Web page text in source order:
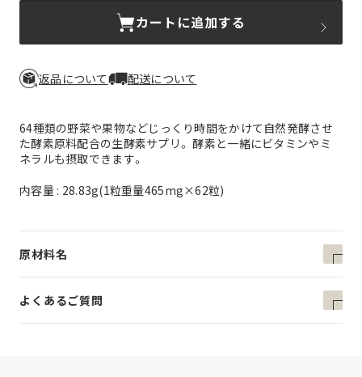
カートに追加する
返品について 配送について
64種類の野菜や果物などじっくり時間をかけて自然発酵させ
た酵素原料配合の生酵素サプリ。 酵素と一緒にビタミンやミ
ネラルも摂取できます。
内容量 : 28.83g(1粒重量465mg×62粒)
原材料名
よくあるご質問